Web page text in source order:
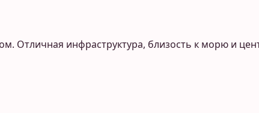
инфраструктура, близость к морю и